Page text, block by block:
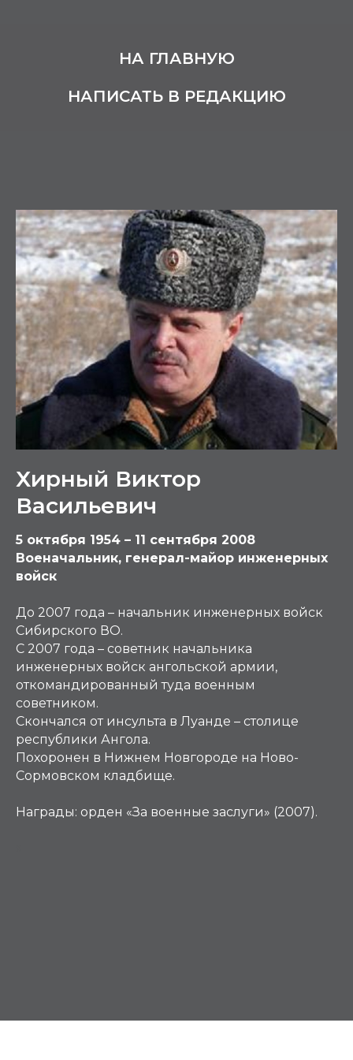
НА ГЛАВНУЮ
НАПИСАТЬ В РЕДАКЦИЮ
Хирный Виктор
Васильевич
5 октября 1954 – 11 сентября 2008
Военачальник, генерал-майор инженерных
войск
До 2007 года – начальник инженерных войск
Сибирского ВО.
С 2007 года – советник начальника
инженерных войск ангольской армии,
откомандированный туда военным
советником.
Скончался от инсульта в Луанде – столице
республики Ангола.
Похоронен в Нижнем Новгороде на Ново-
Сормовском кладбище.
Награды: орден «За военные заслуги» (2007).